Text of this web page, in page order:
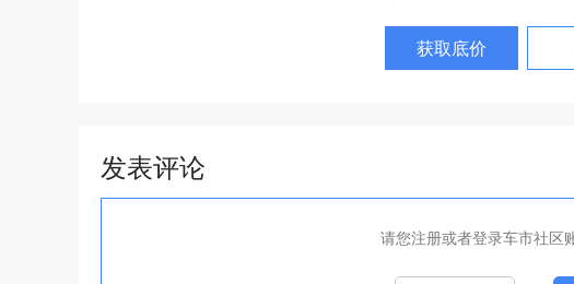
获取底价
发表评论
请您注册或者登录车市社区